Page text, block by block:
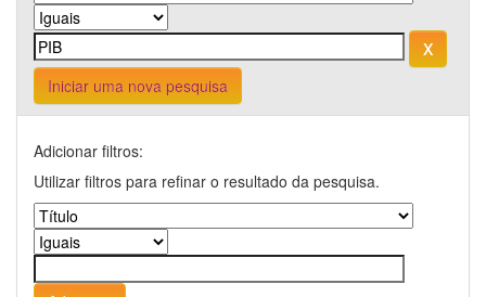
Iniciar uma nova pesquisa
Adicionar filtros:
Utilizar filtros para refinar o resultado da pesquisa.